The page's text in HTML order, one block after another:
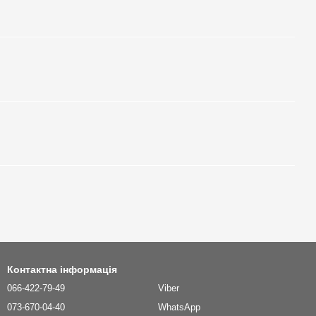
Контактна інформація
066-422-79-49
073-670-04-40
Viber
WhatsApp